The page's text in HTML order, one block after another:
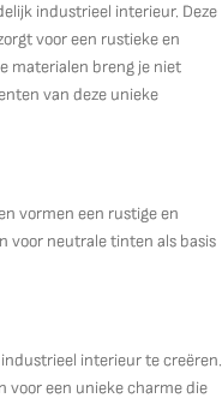
industrieel interieur. Deze
voor een rustieke en
materialen breng je niet
van deze unieke
vormen een rustige en
voor neutrale tinten als basis
interieur te creëren.
voor een unieke charme die